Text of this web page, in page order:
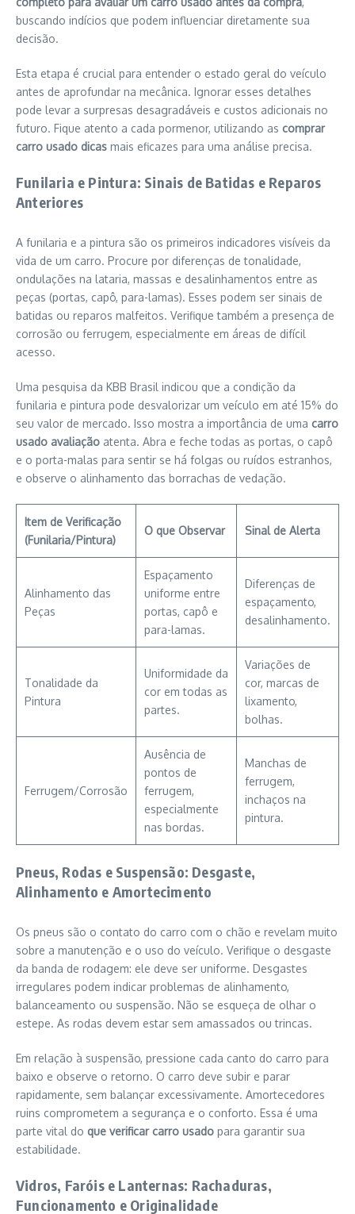
buscando indícios que podem influenciar diretamente sua
decisão.
Esta etapa é crucial para entender o estado geral do veículo
antes de aprofundar na mecânica. Ignorar esses detalhes
pode levar a surpresas desagradáveis e custos adicionais no
futuro. Fique atento a cada pormenor, utilizando as comprar
carro usado dicas mais eficazes para uma análise precisa.
Funilaria e Pintura: Sinais de Batidas e Reparos
Anteriores
A funilaria e a pintura são os primeiros indicadores visíveis da
vida de um carro. Procure por diferenças de tonalidade,
ondulações na lataria, massas e desalinhamentos entre as
peças (portas, capô, para-lamas). Esses podem ser sinais de
batidas ou reparos malfeitos. Verifique também a presença de
corrosão ou ferrugem, especialmente em áreas de difícil
acesso.
Uma pesquisa da KBB Brasil indicou que a condição da
funilaria e pintura pode desvalorizar um veículo em até 15% do
seu valor de mercado. Isso mostra a importância de uma carro
usado avaliação atenta. Abra e feche todas as portas, o capô
e o porta-malas para sentir se há folgas ou ruídos estranhos,
e observe o alinhamento das borrachas de vedação.
Item de Verificação
(Funilaria/Pintura)
O que Observar Sinal de Alerta
Alinhamento das
Peças
Espaçamento
uniforme entre
portas, capô e
para-lamas.
Diferenças de
espaçamento,
desalinhamento.
Tonalidade da
Pintura
Uniformidade da
cor em todas as
partes.
Variações de
cor, marcas de
lixamento,
bolhas.
Ferrugem/Corrosão
Ausência de
pontos de
ferrugem,
especialmente
nas bordas.
Manchas de
ferrugem,
inchaços na
pintura.
Pneus, Rodas e Suspensão: Desgaste,
Alinhamento e Amortecimento
Os pneus são o contato do carro com o chão e revelam muito
sobre a manutenção e o uso do veículo. Verifique o desgaste
da banda de rodagem: ele deve ser uniforme. Desgastes
irregulares podem indicar problemas de alinhamento,
balanceamento ou suspensão. Não se esqueça de olhar o
estepe. As rodas devem estar sem amassados ou trincas.
Em relação à suspensão, pressione cada canto do carro para
baixo e observe o retorno. O carro deve subir e parar
rapidamente, sem balançar excessivamente. Amortecedores
ruins comprometem a segurança e o conforto. Essa é uma
parte vital do que verificar carro usado para garantir sua
estabilidade.
Vidros, Faróis e Lanternas: Rachaduras,
Funcionamento e Originalidade